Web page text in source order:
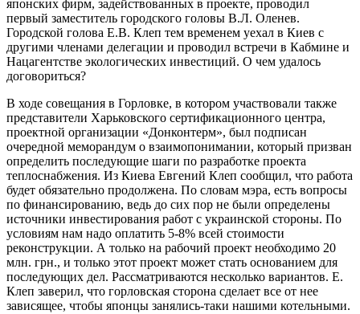
японских фирм, задействованных в проекте, проводил
первый заместитель городского головы В.Л. Оленев.
Городской голова Е.В. Клеп тем временем уехал в Киев с
другими членами делегации и проводил встречи в Кабмине и
Нацагентстве экологических инвестиций. О чем удалось
договориться?
В ходе совещания в Горловке, в котором участвовали также
представители Харьковского сертификационного центра,
проектной организации «Донконтерм», был подписан
очередной меморандум о взаимопонимании, который призван
определить последующие шаги по разработке проекта
теплоснабжения. Из Киева Евгений Клеп сообщил, что работа
будет обязательно продолжена. По словам мэра, есть вопросы
по финансированию, ведь до сих пор не были определены
источники инвестирования работ с украинской стороны. По
условиям нам надо оплатить 5-8% всей стоимости
реконструкции. А только на рабочий проект необходимо 20
млн. грн., и только этот проект может стать основанием для
последующих дел. Рассматриваются несколько вариантов. Е.
Клеп заверил, что горловская сторона сделает все от нее
зависящее, чтобы японцы занялись-таки нашими котельными.